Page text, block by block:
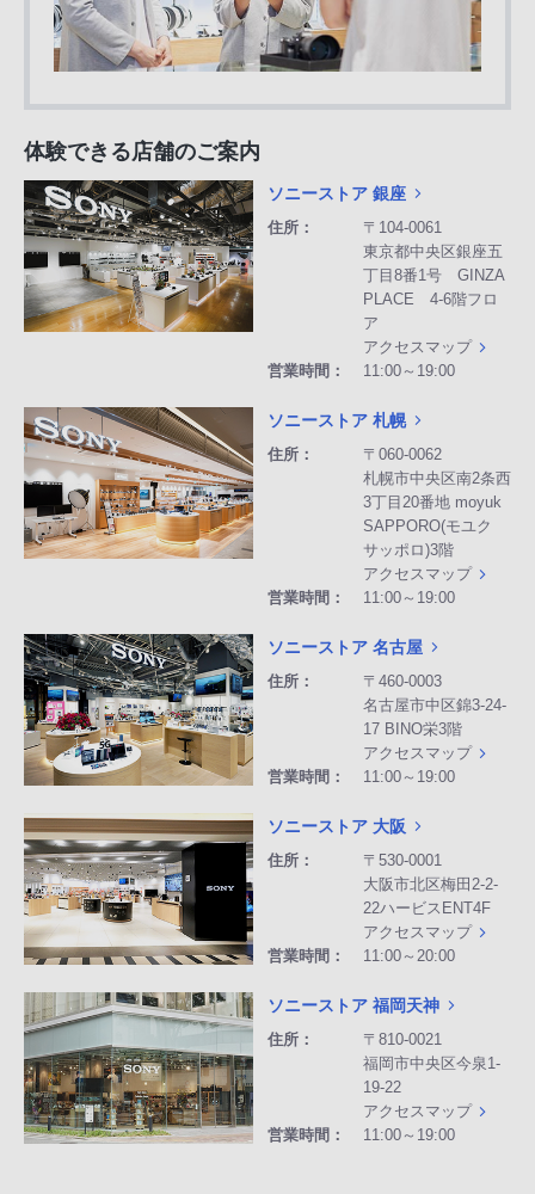
体験できる店舗のご案内
ソニーストア 銀座
住所：
〒104-0061
東京都中央区銀座五
丁目8番1号 GINZA
PLACE 4-6階フロ
ア
アクセスマップ
営業時間：
11:00～19:00
ソニーストア 札幌
住所：
〒060-0062
札幌市中央区南2条西
3丁目20番地 moyuk
SAPPORO(モユク
サッポロ)3階
アクセスマップ
営業時間：
11:00～19:00
ソニーストア 名古屋
住所：
〒460-0003
名古屋市中区錦3-24-
17 BINO栄3階
アクセスマップ
営業時間：
11:00～19:00
ソニーストア 大阪
住所：
〒530-0001
大阪市北区梅田2-2-
22ハービスENT4F
アクセスマップ
営業時間：
11:00～20:00
ソニーストア 福岡天神
住所：
〒810-0021
福岡市中央区今泉1-
19-22
アクセスマップ
営業時間：
11:00～19:00